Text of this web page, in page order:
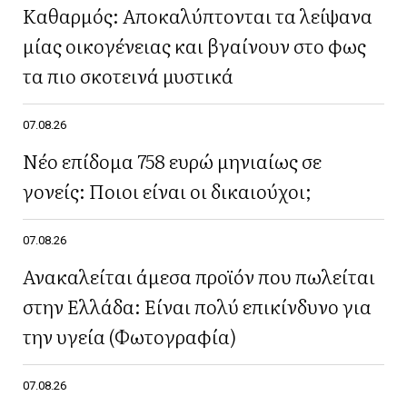
Καθαρμός: Αποκαλύπτονται τα λείψανα
μίας οικογένειας και βγαίνουν στο φως
τα πιο σκοτεινά μυστικά
07.08.26
Νέο επίδομα 758 ευρώ μηνιαίως σε
γονείς: Ποιοι είναι οι δικαιούχοι;
07.08.26
Ανακαλείται άμεσα προϊόν που πωλείται
στην Ελλάδα: Είναι πολύ επικίνδυνο για
την υγεία (Φωτογραφία)
07.08.26